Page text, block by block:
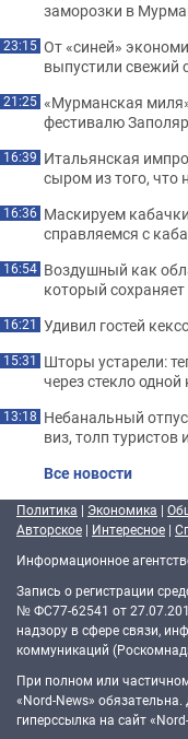
заморозки в
23:15 От «синей»
выпустили свежий
21:25 «Мурманская
фестивалю
16:39 Итальянская
сыром из того, что
16:36 Маскируем
справляемся с
16:54 Воздушный как
который
16:21 Удивил гостей
15:31 Шторы устарели:
через стекло одной
13:18 Небанальный
виз, толп
Все новости
Политика | Экономика |
Авторское | Интересное |
Информационное
Запись о регистрации
№ ФС77-62541 от
надзору в сфере связи,
коммуникаций
При полном или
«Nord-News»
гиперссылка на сайт